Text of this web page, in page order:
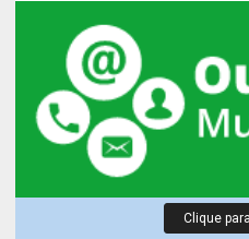
Clique